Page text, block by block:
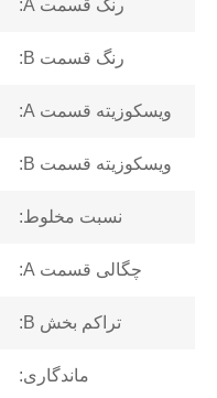
رنگ قسمت A:
رنگ قسمت B:
ویسکوزیته قسمت A:
ویسکوزیته قسمت B:
نسبت مخلوط:
چگالی قسمت A:
تراکم بخش B:
ماندگاری: